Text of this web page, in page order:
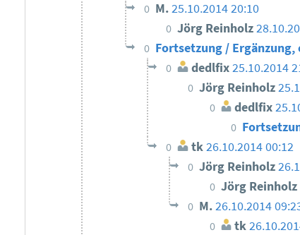
0 M.25.10.2014 20:10
0 Jörg Reinholz
0 Fortsetzung / Ergänzung,
0 dedlfix25.10.2014
0 Jörg Reinholz
0 dedlfix
0
0 tk26.10.2014 00:12
0 Jörg Reinholz
0 Jörg Reinholz
0 M.26.10.2014
0 tk